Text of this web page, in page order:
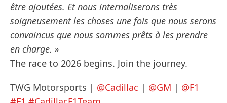
être ajoutées. Et nous internaliserons très
soigneusement les choses une fois que nous serons
convaincus que nous sommes prêts à les prendre
en charge. »
The race to 2026 begins. Join the journey.
TWG Motorsports | @Cadillac | @GM | @F1